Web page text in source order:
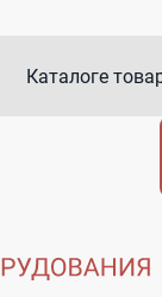
Каталоге